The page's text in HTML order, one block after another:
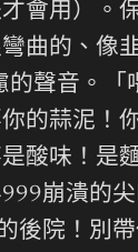
會用）。
曲的、像
聲音。「
的蒜泥！
酸味！是
崩潰的
院！別